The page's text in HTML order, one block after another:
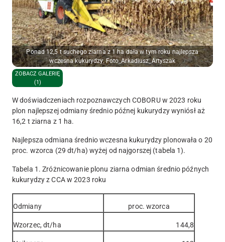
Ponad 12,5 t suchego ziarna z 1 ha dała w tym roku najlepsza
wczesna kukurydzy. Foto_Arkadiusz_Artyszak
ZOBACZ GALERIĘ
(1)
W doświadczeniach rozpoznawczych COBORU w 2023 roku
plon najlepszej odmiany średnio późnej kukurydzy wyniósł aż
16,2 t ziarna z 1 ha.
Najlepsza odmiana średnio wczesna kukurydzy plonowała o 20
proc. wzorca (29 dt/ha) wyżej od najgorszej (tabela 1).
Tabela 1. Zróżnicowanie plonu ziarna odmian średnio późnych
kukurydzy z CCA w 2023 roku
Odmiany proc. wzorca
Wzorzec, dt/ha 144,8